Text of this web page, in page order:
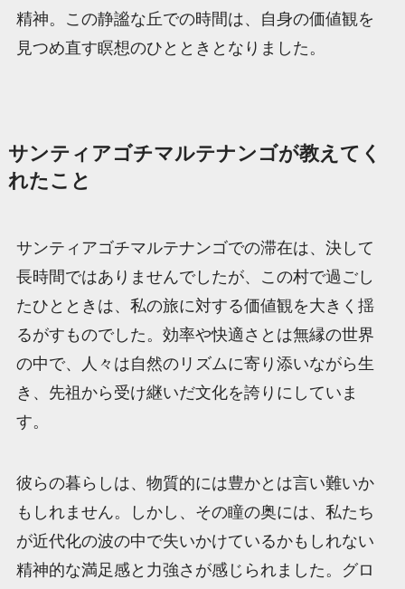
精神。この静謐な丘での時間は、自身の価値観を
見つめ直す瞑想のひとときとなりました。
サンティアゴチマルテナンゴが教えてく
れたこと
サンティアゴチマルテナンゴでの滞在は、決して
長時間ではありませんでしたが、この村で過ごし
たひとときは、私の旅に対する価値観を大きく揺
るがすものでした。効率や快適さとは無縁の世界
の中で、人々は自然のリズムに寄り添いながら生
き、先祖から受け継いだ文化を誇りにしていま
す。
彼らの暮らしは、物質的には豊かとは言い難いか
もしれません。しかし、その瞳の奥には、私たち
が近代化の波の中で失いかけているかもしれない
精神的な満足感と力強さが感じられました。グロ